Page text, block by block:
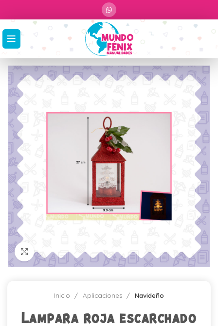
Click para agrandar
Inicio Aplicaciones Navideño
Lampara roja escarchado